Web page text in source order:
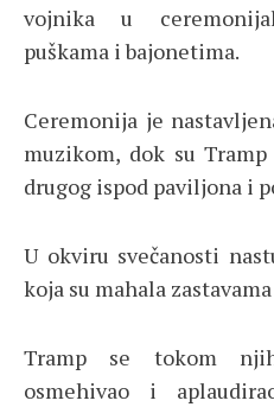
vojnika u
puškama i bajonetima.
Ceremonija je
muzikom, dok su
drugog ispod paviljona i
U okviru svečanosti
koja su mahala
Tramp se tokom
osmehivao i